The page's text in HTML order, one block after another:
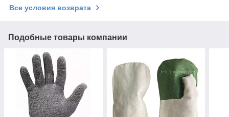
Все условия возврата
Подобные товары компании